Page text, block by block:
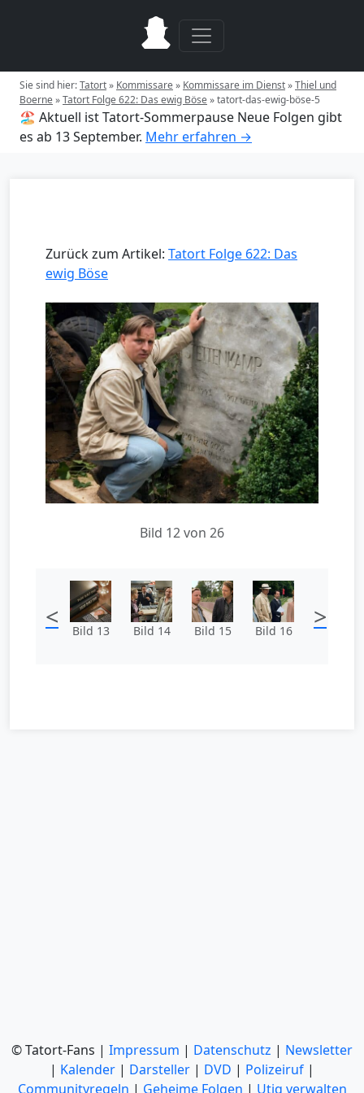
Sie sind hier:Tatort» Kommissare» Kommissare im Dienst»Thiel und
Boerne»Tatort Folge 622: Das ewig Böse»tatort-das-ewig-böse-5
🏖️ Aktuell ist Tatort-Sommerpause Neue Folgen gibt
es ab 13 September. Mehr erfahren →
Zurück zum Artikel: Tatort Folge 622: Das
ewig Böse
Bild 12 von 26
< Bild 13 Bild 14 Bild 15 Bild 16 >
© Tatort-Fans | Impressum | Datenschutz | Newsletter
| Kalender | Darsteller | DVD | Polizeiruf |
Communityregeln | Geheime Folgen | Utiq verwalten